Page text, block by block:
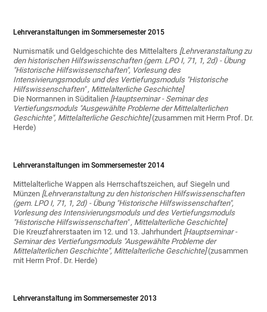
Lehrveranstaltungen im Sommersemester 2015
Numismatik und Geldgeschichte des Mittelalters [Lehrveranstaltung zu
den historischen Hilfswissenschaften (gem. LPO I, 71, 1, 2d) - Übung
"Historische Hilfswissenschaften", Vorlesung des
Intensivierungsmoduls und des Vertiefungsmoduls "Historische
Hilfswissenschaften" , Mittelalterliche Geschichte]
Die Normannen in Süditalien [Hauptseminar - Seminar des
Vertiefungsmoduls "Ausgewählte Probleme der Mittelalterlichen
Geschichte", Mittelalterliche Geschichte](zusammen mit Herrn Prof. Dr.
Herde)
Lehrveranstaltungen im Sommersemester 2014
Mittelalterliche Wappen als Herrschaftszeichen, auf Siegeln und
Münzen [Lehrveranstaltung zu den historischen Hilfswissenschaften
(gem. LPO I, 71, 1, 2d) - Übung "Historische Hilfswissenschaften",
Vorlesung des Intensivierungsmoduls und des Vertiefungsmoduls
"Historische Hilfswissenschaften" , Mittelalterliche Geschichte]
Die Kreuzfahrerstaaten im 12. und 13. Jahrhundert [Hauptseminar -
Seminar des Vertiefungsmoduls "Ausgewählte Probleme der
Mittelalterlichen Geschichte", Mittelalterliche Geschichte](zusammen
mit Herrn Prof. Dr. Herde)
Lehrveranstaltung im Sommersemester 2013